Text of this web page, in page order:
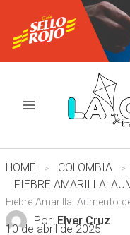
contenido
HOME
COLOMBIA
Fiebre Amarilla: Aumento
Por Elver Cruz
10 de abril de 2025